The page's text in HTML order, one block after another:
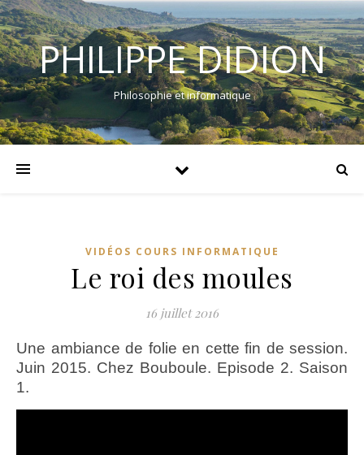
PHILIPPE DIDION
Philosophie et informatique
VIDÉOS COURS INFORMATIQUE
Le roi des moules
16 juillet 2016
Une ambiance de folie en cette fin de session.
Juin 2015. Chez Bouboule. Episode 2. Saison
1.